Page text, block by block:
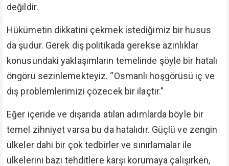
değildir.
Hükümetin dikkatini çekmek istediğimiz bir husus
da şudur. Gerek dış politikada gerekse azınlıklar
konusundaki yaklaşımların temelinde şöyle bir hatalı
öngörü sezinlemekteyiz. “Osmanlı hoşgörüsü iç ve
dış problemlerimizi çözecek bir ilaçtır.”
Eğer içeride ve dışarıda atılan adımlarda böyle bir
temel zihniyet varsa bu da hatalıdır. Güçlü ve zengin
ülkeler dahi bir çok tedbirler ve sınırlamalar ile
ülkelerini bazı tehditlere karşı korumaya çalışırken,